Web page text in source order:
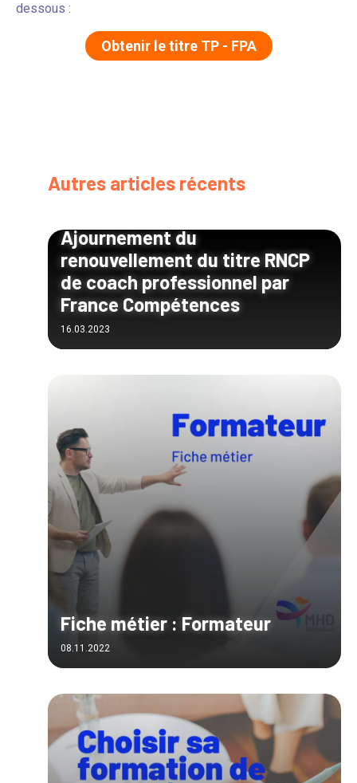
dessous :
Obtenir le titre TP - FPA
Autres articles récents
Ajournement du
renouvellement du titre RNCP
de coach professionnel par
France Compétences
16.03.2023
Fiche métier : Formateur
08.11.2022